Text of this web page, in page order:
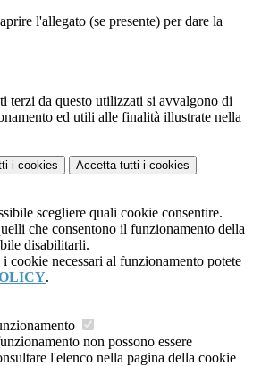
l'allegato (se presente) per dare la
terzi da questo utilizzati si avvalgono di
ed utili alle finalità illustrate nella
i cookies Accetta tutti i cookies
scegliere quali cookie consentire.
che consentono il funzionamento della
disabilitarli.
cookie necessari al funzionamento potete
.
non possono essere
l'elenco nella pagina della cookie